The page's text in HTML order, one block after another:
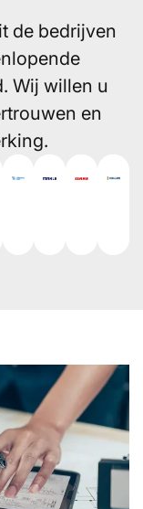
de bedrijven
Wij willen u
en